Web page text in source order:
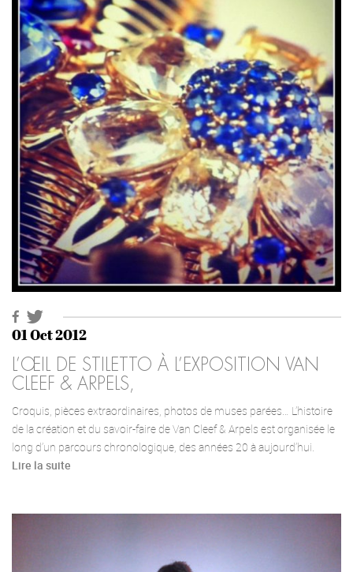
01 Oct 2012
L’ŒIL DE STILETTO À L’EXPOSITION VAN
CLEEF & ARPELS,
Croquis, pièces extraordinaires, photos de muses parées… L’histoire
de la création et du savoir-faire de Van Cleef & Arpels est organisée le
long d’un parcours chronologique, des années 20 à aujourd’hui.
Lire la suite